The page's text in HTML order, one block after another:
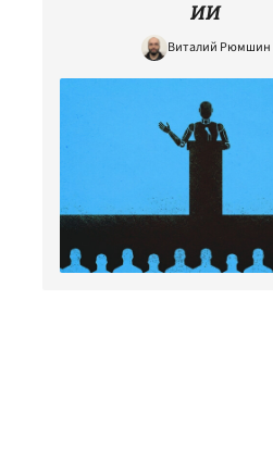
ИИ
Виталий Рюмшин